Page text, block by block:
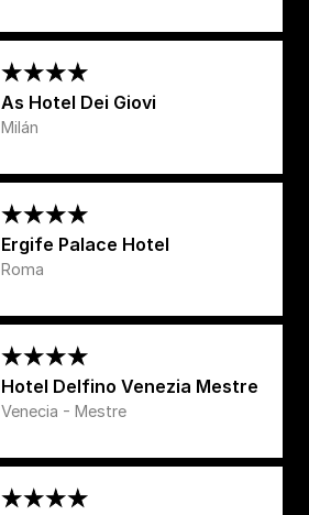
As Hotel Dei Giovi
Milán
Ergife Palace Hotel
Roma
Hotel Delfino Venezia Mestre
Venecia - Mestre